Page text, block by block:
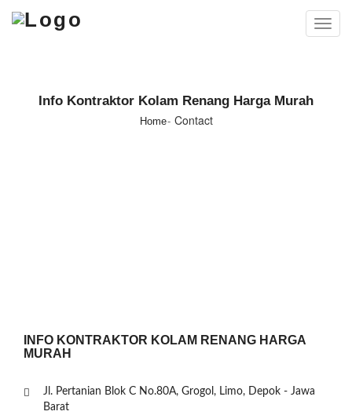
Info Kontraktor Kolam Renang Harga Murah
Home Contact
INFO KONTRAKTOR KOLAM RENANG HARGA
MURAH
Jl. Pertanian Blok C No.80A, Grogol, Limo, Depok - Jawa
Barat